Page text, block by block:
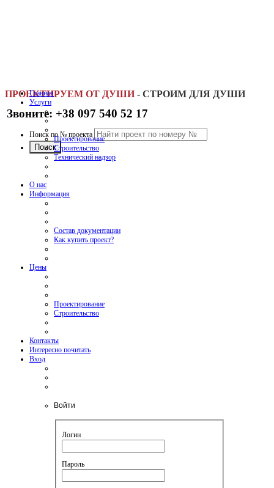
ПРОЕКТИРУЕМ ОТ ДУШИ - СТРОИМ ДЛЯ ДУШИ
Звоните: +38 097 540 52 17
Поиск по № проекта
Главная
Услуги
Проектирование
Строительство
Технический надзор
О нас
Информация
Состав документации
Как купить проект?
Цены
Проектирование
Строительство
Контакты
Интересно почитать
Вход
Войти
Логин
Пароль